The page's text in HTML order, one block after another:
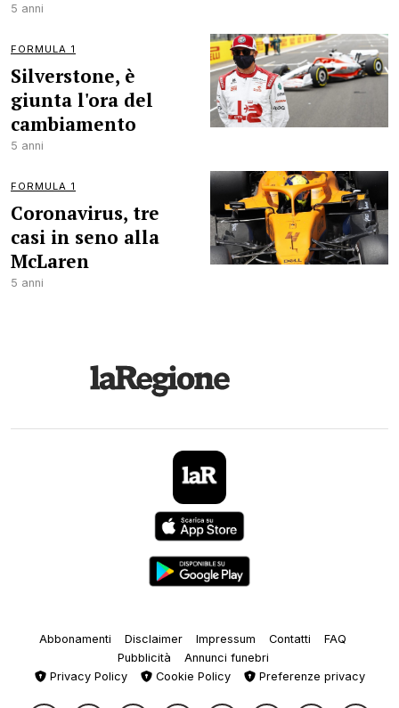
5 anni
FORMULA 1
Silverstone, è
giunta l'ora del
cambiamento
5 anni
FORMULA 1
Coronavirus, tre
casi in seno alla
McLaren
5 anni
Abbonamenti Disclaimer Impressum Contatti
FAQ
Pubblicità
Annunci funebri
Privacy Policy
Cookie Policy Preferenze privacy